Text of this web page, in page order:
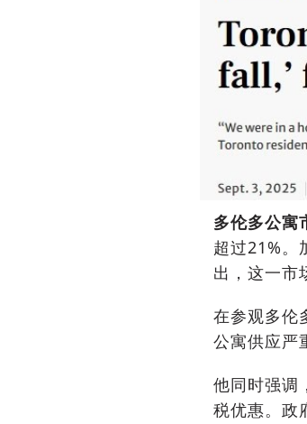
多伦多公寓
超过21%
出，这一市
在参观多伦
公寓供应严
他同时强调
税优惠。政